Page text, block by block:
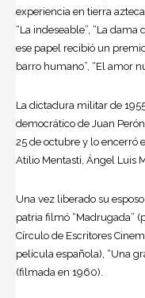
experiencia en tierra
“La indeseable”, “La
ese papel recibió un premio
barro humano”, “El amor
La dictadura militar de
democrático de Juan
25 de octubre y lo encerró
Atilio Mentasti, Ángel Luis
Una vez liberado su
patria filmó “Madrugada”
Círculo de Escritores
película española), “Una
(filmada en 1960).